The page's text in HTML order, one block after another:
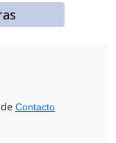
Contacto